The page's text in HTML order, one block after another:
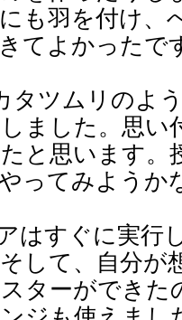
も羽を付け、
てよかったで
タツムリのよ
ました。思い
と思います。
ってみようか
はすぐに実行
して、自分が
ターができた